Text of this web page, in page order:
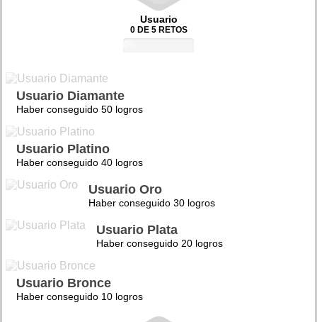
Usuario
0 DE 5 RETOS
Usuario Diamante
Haber conseguido 50 logros
Usuario Platino
Haber conseguido 40 logros
Usuario Oro
Haber conseguido 30 logros
Usuario Plata
Haber conseguido 20 logros
Usuario Bronce
Haber conseguido 10 logros